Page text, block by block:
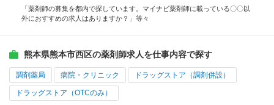
「薬剤師の募集を都内で探しています。マイナビ薬剤師に載っている〇〇以
外におすすめの求人はありますか？」等々
熊本県熊本市西区の薬剤師求人を仕事内容で探す
調剤薬局 病院・クリニック ドラッグストア（調剤併設）
ドラッグストア（OTCのみ）